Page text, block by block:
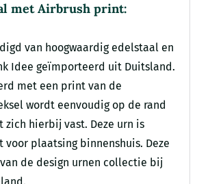
met Airbrush print:
van hoogwaardig edelstaal en
Idee geïmporteerd uit Duitsland.
met een print van de
wordt eenvoudig op de rand
zich hierbij vast. Deze urn is
plaatsing binnenshuis. Deze
de design urnen collectie bij